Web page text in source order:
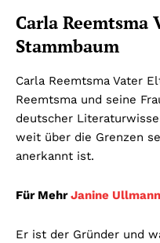
Carla
Stammbaum
Carla Reemtsma Vater
Reemtsma und seine
deutscher
weit über die Grenzen
anerkannt ist.
Für MehrJanine Ullmann
Er ist der Gründer und